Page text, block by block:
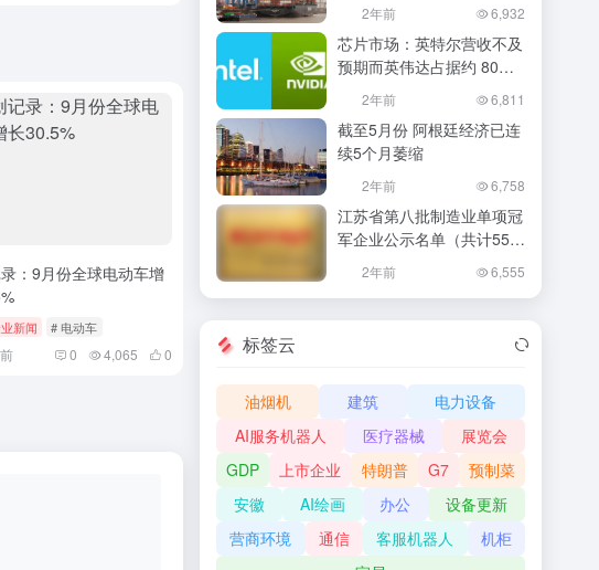
：9月份全球电动车增
新闻 # 电动车
0 4,065 0
2年前 6,932
芯片市场：英特尔营收不及
预期而英伟达占据约 80%
份额2年前 6,811
截至5月份 阿根廷经济已连
续5个月萎缩
2年前 6,758
江苏省第八批制造业单项冠
军企业公示名单（共计55
家）2年前 6,555
标签云
油烟机 建筑
电力设备
AI服务机器人
医疗器械
展览会
GDP
上市企业 特朗普 G7
预制菜
安徽
AI绘画 办公
设备更新
营商环境
通信 客服机器人
机柜